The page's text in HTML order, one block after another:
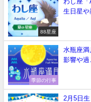
88星座
生日星や
季節の行事
水瓶座満
影響や過
2月5日